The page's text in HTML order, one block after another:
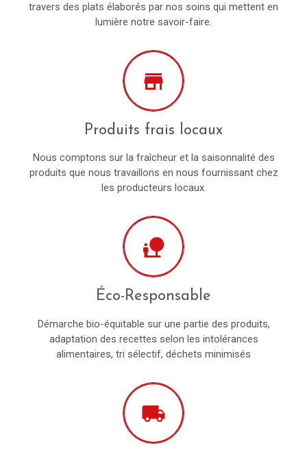
travers des plats élaborés par nos soins qui mettent en
lumière notre savoir-faire.
store
Produits frais locaux
Nous comptons sur la fraîcheur et la saisonnalité des
produits que nous travaillons en nous fournissant chez
les producteurs locaux.
nature_people
Éco-Responsable
Démarche bio-équitable sur une partie des produits,
adaptation des recettes selon les intolérances
alimentaires, tri sélectif, déchets minimisés
local_shipping